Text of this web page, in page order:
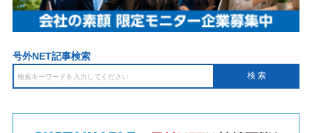
号外NET記事検索